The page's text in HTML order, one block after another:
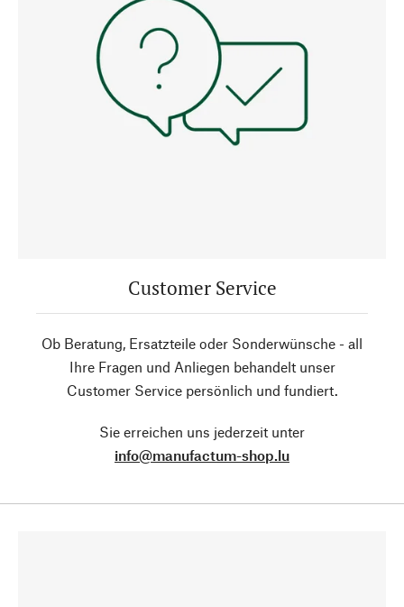
Customer Service
Ob Beratung, Ersatzteile oder Sonderwünsche - all
Ihre Fragen und Anliegen behandelt unser
Customer Service persönlich und fundiert.
Sie erreichen uns jederzeit unter
info@manufactum-shop.lu